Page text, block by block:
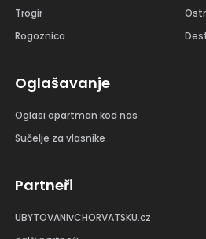
Trogir
Rogoznica
Oglašavanje
Oglasi apartman kod nas
Sučelje za vlasnike
Partneři
UBYTOVANIvCHORVATSKU.cz